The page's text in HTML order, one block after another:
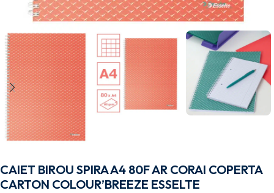
CAIET BIROU SPIRA A4 80F AR CORAI COPERTA
CARTON COLOUR’BREEZE ESSELTE